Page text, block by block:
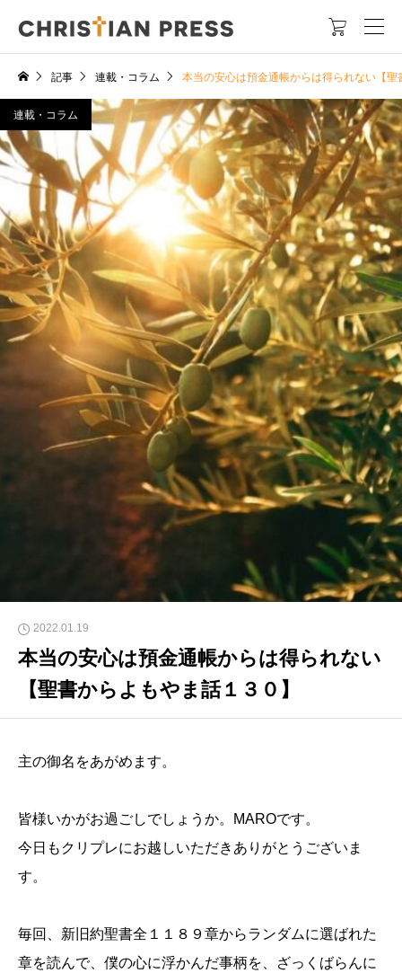

記事 連載・コラム 本当の安心は預金通帳からは得られない【
連載・コラム
2022.01.19
本当の安心は預金通帳からは得られない
【聖書からよもやま話１３０】
主の御名をあがめます。
皆様いかがお過ごしでしょうか。MAROです。
今日もクリプレにお越しいただきありがとうございま
す。
毎回、新旧約聖書全１１８９章からランダムに選ばれた
章を読んで、僕の心に浮かんだ事柄を、ざっくばらんに